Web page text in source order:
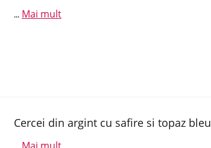
... Mai mult
Cercei din argint cu safire si topaz bleu